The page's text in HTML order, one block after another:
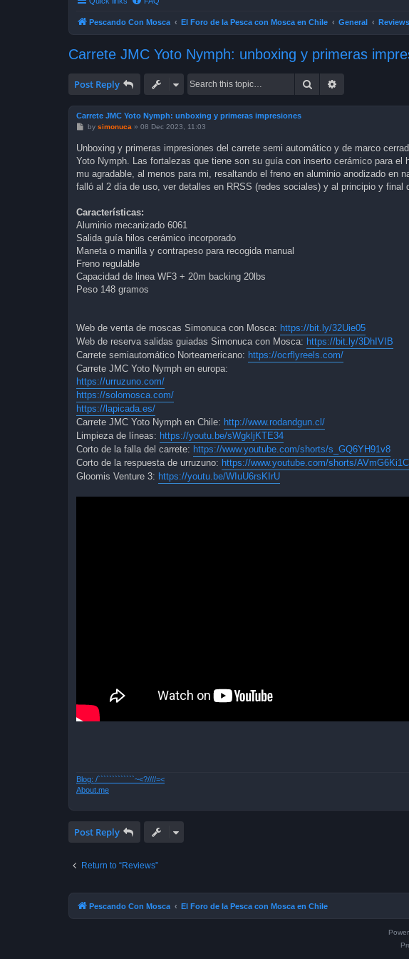
Pescando Con Mosca El Foro de la Pesca con Mosca en Chile General Reviews
Carrete JMC Yoto Nymph: unboxing y primeras
Post Reply Search
Carrete JMC Yoto Nymph: unboxing y primeras impresiones
P
t
by simonuca » 08 Dec 2023, 11:03
Unboxing y primeras impresiones del carrete semi automático y de marco
Yoto Nymph. Las fortalezas que tiene son su guía con inserto cerámico para
mu agradable, al menos para mi, resaltando el freno en aluminio anodizado en
falló al 2 día de uso, ver detalles en RRSS (redes sociales) y al principio y final
Características:
Aluminio mecanizado 6061
Salida guía hilos cerámico incorporado
Maneta o manilla y contrapeso para recogida manual
Freno regulable
Capacidad de linea WF3 + 20m backing 20lbs
Peso 148 gramos
Web de venta de moscas Simonuca con Mosca: https://bit.ly/32Uie05
Web de reserva salidas guiadas Simonuca con Mosca: https://bit.ly/3DhIVIB
Carrete semiautomático Norteamericano: https://ocrflyreels.com/
Carrete JMC Yoto Nymph en europa:
https://urruzuno.com/
https://solomosca.com/
https://lapicada.es/
Carrete JMC Yoto Nymph en Chile: http://www.rodandgun.cl/
Limpieza de líneas: https://youtu.be/sWgkljKTE34
Corto de la falla del carrete: https://www.youtube.com/shorts/s_GQ6YH91v8
Corto de la respuesta de urruzuno: https://www.youtube.com/shorts/
Gloomis Venture 3: https://youtu.be/WIuU6rsKIrU
Blog: /`````````````~<?////=<
About.me
Post Reply
Return to “Reviews”
Pescando Con Mosca El Foro de la Pesca con Mosca en Chile